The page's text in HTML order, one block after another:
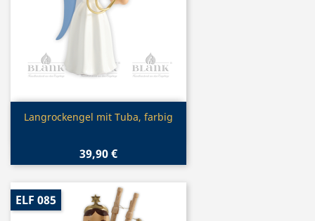
Vorschau
Langrockengel mit Tuba, farbig
39,90 €
ELF 085